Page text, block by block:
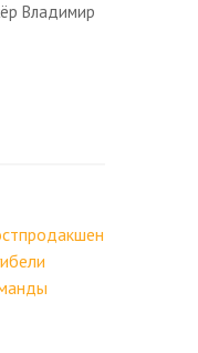
Владимир